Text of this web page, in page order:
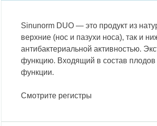
Sinunorm DUO — это продукт из
верхние (нос и пазухи носа), так и
антибактериальной активностью.
функцию. Входящий в состав
функции.
Смотрите регистры